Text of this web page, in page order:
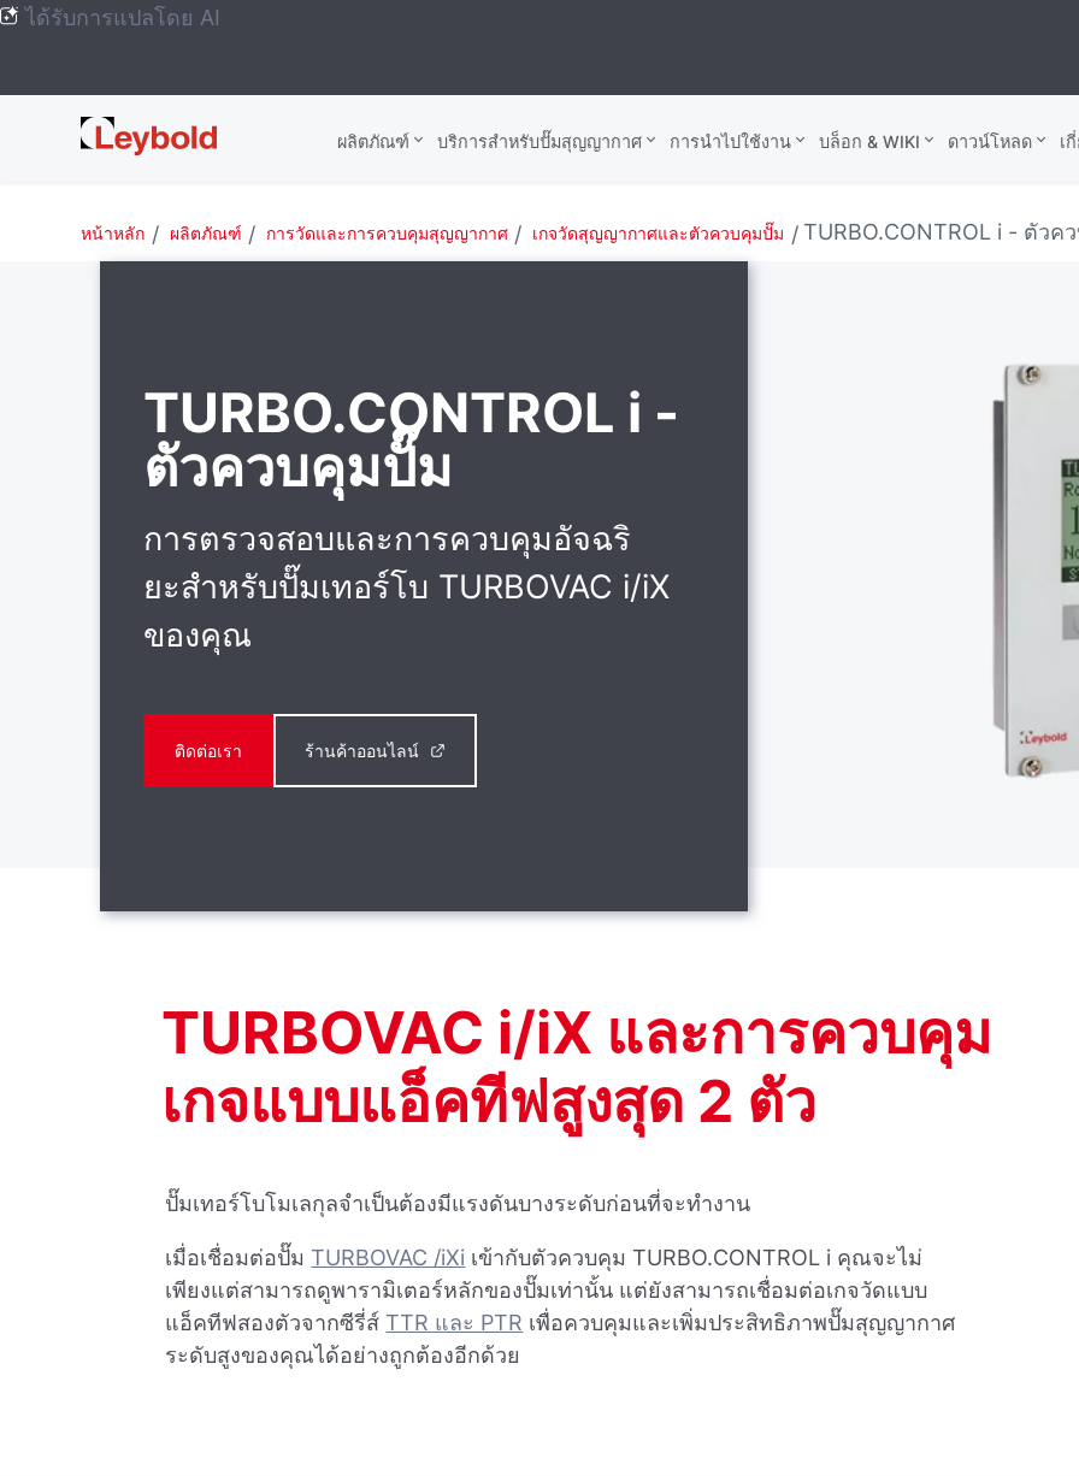
ได้รับการแปลโดย AI
Leybold
Global
ผลิตภัณฑ์ บริการสําหรับปั๊มสุญญากาศ การนำไปใช้งาน บล็อก & WIKI ดาวน์โหลด เ
หน้าหลัก ผลิตภัณฑ์ การวัดและการควบคุมสุญญากาศ เกจวัดสุญญากาศและตัวควบคุมปั๊ม TURBO.CONTROL i - ตัวค
TURBO.CONTROL i -
ตัวควบคุมปั๊ม
การตรวจสอบและการควบคุมอัจฉริ
ยะสําหรับปั๊มเทอร์โบ TURBOVAC i/iX
ของคุณ
ติดต่อเรา ร้านค้าออนไลน์
TURBOVAC i/iX และการควบคุม
เกจแบบแอ็คทีฟสูงสุด 2 ตัว
ปั๊มเทอร์โบโมเลกุลจําเป็นต้องมีแรงดันบางระดับก่อนที่จะทํางาน
เมื่อเชื่อมต่อปั๊ม TURBOVAC /iXi เข้ากับตัวควบคุม TURBO.CONTROL i คุณจะไม่
เพียงแต่สามารถดูพารามิเตอร์หลักของปั๊มเท่านั้น แต่ยังสามารถเชื่อมต่อเกจวัดแบบ
แอ็คทีฟสองตัวจากซีรี่ส์ TTR และ PTR เพื่อควบคุมและเพิ่มประสิทธิภาพปั๊มสุญญากาศ
ระดับสูงของคุณได้อย่างถูกต้องอีกด้วย